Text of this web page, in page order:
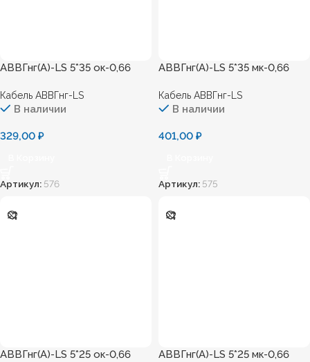
АВВГнг(А)-LS 5*35 ок-0,66
Кабель АВВГнг-LS
В наличии
329,00 ₽
Артикул: 576
АВВГнг(А)-LS 5*35 мк-0,66
Кабель АВВГнг-LS
В наличии
401,00 ₽
Артикул: 575
АВВГнг(А)-LS 5*25 ок-0,66 АВВГнг(А)-LS 5*25 мк-0,66